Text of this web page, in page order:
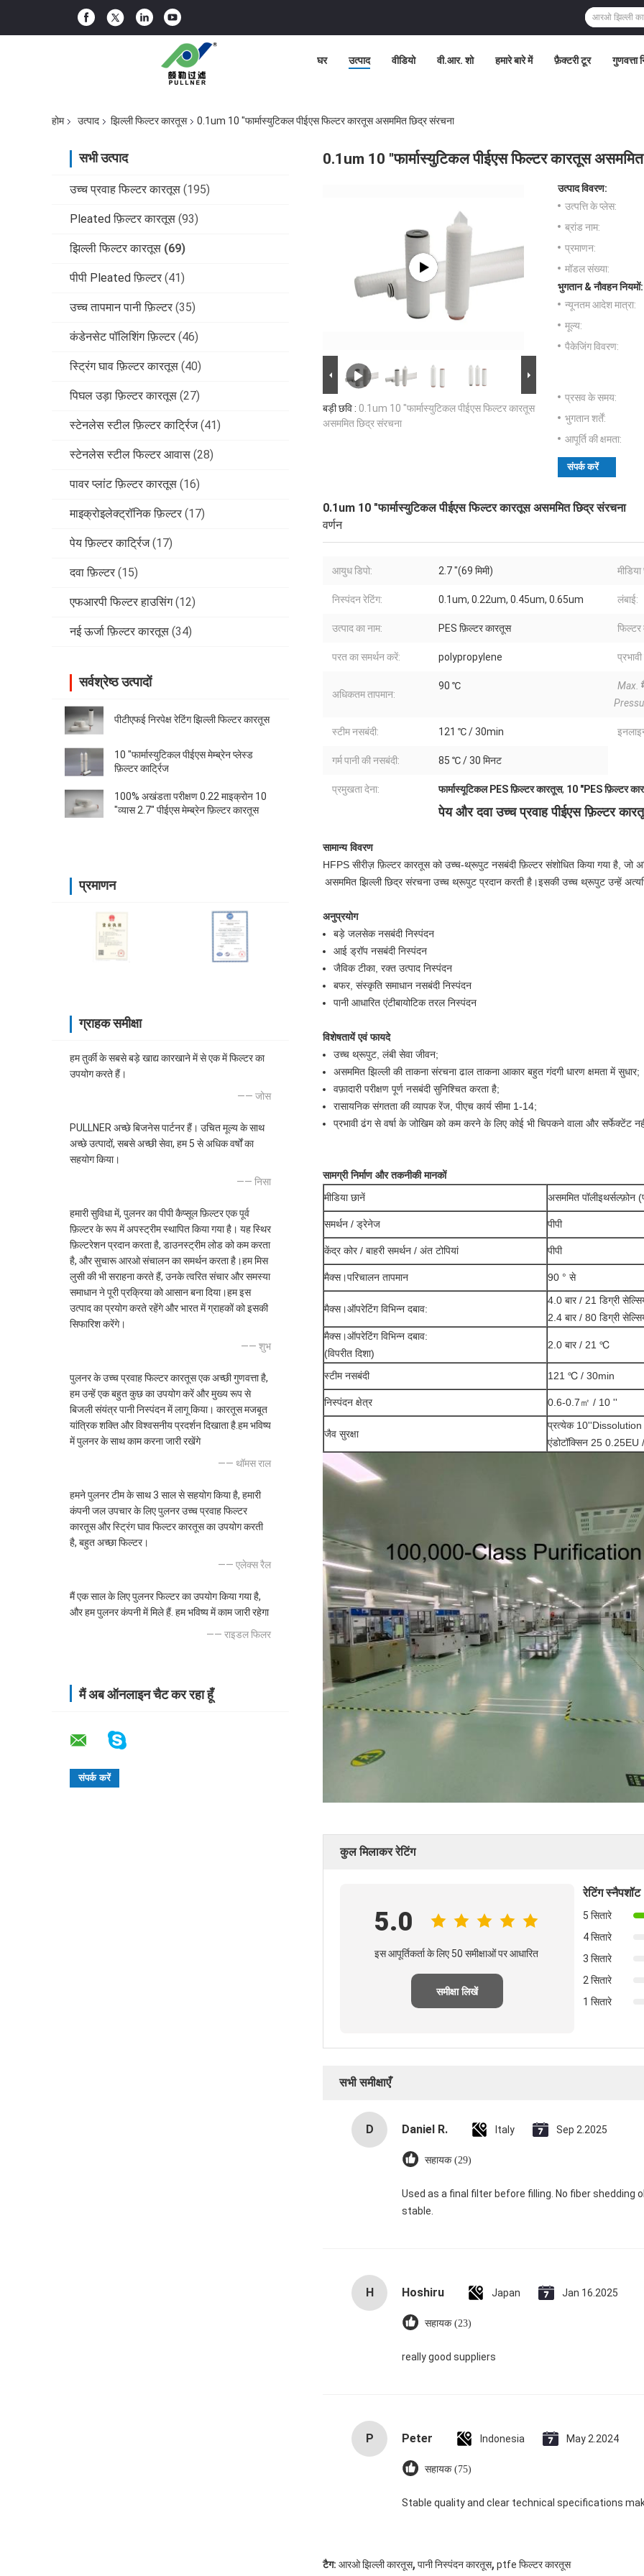
घर उत्पाद वीडियो वी.आर. शो हमारे बारे में फ़ैक्टरी टूर गुणवत्ता
होम उत्पाद झिल्ली फिल्टर कारतूस 0.1um 10 "फार्मास्युटिकल पीईएस फिल्टर कारतूस असममित छिद्र संरचना
सभी उत्पाद
उच्च प्रवाह फिल्टर कारतूस (195)
Pleated फ़िल्टर कारतूस (93)
झिल्ली फिल्टर कारतूस (69)
पीपी Pleated फ़िल्टर (41)
उच्च तापमान पानी फ़िल्टर (35)
कंडेनसेट पॉलिशिंग फ़िल्टर (46)
स्ट्रिंग घाव फ़िल्टर कारतूस (40)
पिघल उड़ा फ़िल्टर कारतूस (27)
स्टेनलेस स्टील फ़िल्टर कार्ट्रिज (41)
स्टेनलेस स्टील फिल्टर आवास (28)
पावर प्लांट फ़िल्टर कारतूस (16)
माइक्रोइलेक्ट्रॉनिक फ़िल्टर (17)
पेय फ़िल्टर कार्ट्रिज (17)
दवा फ़िल्टर (15)
एफआरपी फिल्टर हाउसिंग (12)
नई ऊर्जा फ़िल्टर कारतूस (34)
सर्वश्रेष्ठ उत्पादों
पीटीएफई निरपेक्ष रेटिंग झिल्ली फिल्टर कारतूस
10 "फार्मास्युटिकल पीईएस मेम्ब्रेन प्लेस्ड
फ़िल्टर कार्ट्रिज
100% अखंडता परीक्षण 0.22 माइक्रोन 10
"व्यास 2.7" पीईएस मेम्ब्रेन फ़िल्टर कारतूस
प्रमाणन
ग्राहक समीक्षा
हम तुर्की के सबसे बड़े खाद्य कारखाने में से एक में फिल्टर का
उपयोग करते हैं।
—— जोस
PULLNER अच्छे बिजनेस पार्टनर हैं। उचित मूल्य के साथ
अच्छे उत्पादों, सबसे अच्छी सेवा, हम 5 से अधिक वर्षों का
सहयोग किया।
—— निसा
हमारी सुविधा में, पुलनर का पीपी कैप्सूल फ़िल्टर एक पूर्व
फ़िल्टर के रूप में अपस्ट्रीम स्थापित किया गया है। यह स्थिर
फ़िल्टरेशन प्रदान करता है, डाउनस्ट्रीम लोड को कम करता
है, और सुचारू आरओ संचालन का समर्थन करता है।हम मिस
लुसी की भी सराहना करते हैं, उनके त्वरित संचार और समस्या
समाधान ने पूरी प्रक्रिया को आसान बना दिया।हम इस
उत्पाद का प्रयोग करते रहेंगे और भारत में ग्राहकों को इसकी
सिफारिश करेंगे।
—— शुभ
पुलनर के उच्च प्रवाह फिल्टर कारतूस एक अच्छी गुणवत्ता है,
हम उन्हें एक बहुत कुछ का उपयोग करें और मुख्य रूप से
बिजली संयंत्र पानी निस्पंदन में लागू किया। कारतूस मजबूत
यांत्रिक शक्ति और विश्वसनीय प्रदर्शन दिखाता है.हम भविष्य
में पुलनर के साथ काम करना जारी रखेंगे
—— थॉमस राल
हमने पुलनर टीम के साथ 3 साल से सहयोग किया है, हमारी
कंपनी जल उपचार के लिए पुलनर उच्च प्रवाह फिल्टर
कारतूस और स्ट्रिंग घाव फिल्टर कारतूस का उपयोग करती
है, बहुत अच्छा फिल्टर।
—— एलेक्स रैल
मैं एक साल के लिए पुलनर फिल्टर का उपयोग किया गया है,
और हम पुलनर कंपनी में मिले हैं. हम भविष्य में काम जारी रहेगा
—— राइडल फिलर
मैं अब ऑनलाइन चैट कर रहा हूँ
0.1um 10 "फार्मास्युटिकल पीईएस फिल्टर कारतूस
बड़ी छवि : 0.1um 10 "फार्मास्युटिकल पीईएस फिल्टर कारतूस
असममित छिद्र संरचना
उत्पाद विवरण:
उत्पत्ति के प्लेस:
ब्रांड नाम:
प्रमाणन:
मॉडल संख्या:
भुगतान & नौवहन नियमों:
न्यूनतम आदेश मात्रा:
मूल्य:
पैकेजिंग विवरण:
प्रसव के समय:
भुगतान शर्तें:
आपूर्ति की क्षमता:
संपर्क करें
0.1um 10 "फार्मास्युटिकल पीईएस फिल्टर कारतूस असममित छिद्र संरचना
वर्णन
आयुध डिपो: 2.7 "(69 मिमी)
निस्पंदन रेटिंग: 0.1um, 0.22um, 0.45um, 0.65um लंबाई:
उत्पाद का नाम: PES फ़िल्टर कारतूस फिल्टर
परत का समर्थन करें: polypropylene
अधिकतम तापमान:
90 ℃ Max.
स्टीम नसबंदी: 121 ℃ / 30min
गर्म पानी की नसबंदी: 85 ℃ / 30 मिनट
प्रमुखता देना: फार्मास्यूटिकल PES फ़िल्टर कारतूस, 10 "PES फ़िल्टर
पेय और दवा उच्च प्रवाह पीईएस फ़िल्टर
सामान्य विवरण
HFPS सीरीज़ फ़िल्टर कारतूस को उच्च-थ्रूपुट नसबंदी फ़िल्टर संशोधित किया गया है, जो
असममित झिल्ली छिद्र संरचना उच्च थ्रूपुट प्रदान करती है।इसकी उच्च थ्रूपुट उन्हें
अनुप्रयोग
बड़े जलसेक नसबंदी निस्पंदन
आई ड्रॉप नसबंदी निस्पंदन
जैविक टीका, रक्त उत्पाद निस्पंदन
बफर, संस्कृति समाधान नसबंदी निस्पंदन
पानी आधारित एंटीबायोटिक तरल निस्पंदन
विशेषतायें एवं फायदे
उच्च थ्रूपुट, लंबी सेवा जीवन;
असममित झिल्ली की ताकना संरचना ढाल ताकना आकार बहुत गंदगी धारण क्षमता में सुधार;
वफ़ादारी परीक्षण पूर्ण नसबंदी सुनिश्चित करता है;
रासायनिक संगतता की व्यापक रेंज, पीएच कार्य सीमा 1-14;
प्रभावी ढंग से वर्षा के जोखिम को कम करने के लिए कोई भी चिपकने वाला और सर्फेक्टेंट
सामग्री निर्माण और तकनीकी मानकों
मीडिया छानें
असममित पॉलीइथर्सल्फ़ोन
समर्थन / ड्रेनेज पीपी
केंद्र कोर / बाहरी समर्थन / अंत टोपियां पीपी
मैक्स।परिचालन तापमान 90 ° से
मैक्स।ऑपरेटिंग विभिन्न दबाव:
4.0 बार / 21 डिग्री
2.4 बार / 80 डिग्री
मैक्स।ऑपरेटिंग विभिन्न दबाव:
(विपरीत दिशा)
2.0 बार / 21 ℃
स्टीम नसबंदी 121 ℃ / 30min
निस्पंदन क्षेत्र 0.6-0.7㎡ / 10 ''
जैव सुरक्षा
प्रत्येक
एंडोटॉक्सिन 25 0.25EU /
कुल मिलाकर रेटिंग
5.0
इस आपूर्तिकर्ता के लिए 50 समीक्षाओं पर आधारित
समीक्षा लिखें
रेटिंग स्नैपशॉट
5 सितारे
4 सितारे
3 सितारे
2 सितारे
1 सितारे
सभी समीक्षाएँ
D Daniel R. Italy Sep 2.2025
सहायक (29)
Used as a final filter before filling. No fiber shedding
stable.
H Hoshiru Japan Jan 16.2025
सहायक (23)
really good suppliers
P Peter Indonesia May 2.2024
सहायक (75)
Stable quality and clear technical specifications
टैग: आरओ झिल्ली कारतूस, पानी निस्पंदन कारतूस, ptfe फिल्टर कारतूस